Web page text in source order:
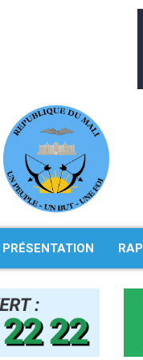
PRÉSENTATION